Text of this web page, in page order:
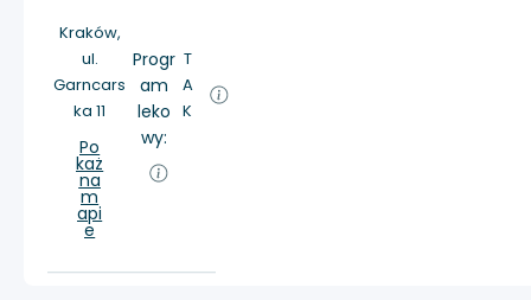
Kraków,
ul.
Garncars
ka 11
Po
każ
na
m
api
e
Progr
am
leko
wy:
T
A
K